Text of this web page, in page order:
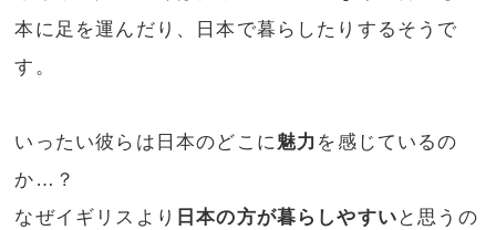
本に足を運んだり、日本で暮らしたりするそうで
す。
いったい彼らは日本のどこに魅力 を感じているの
か…？
なぜイギリスより 日本の方が暮らしやすい と思うの